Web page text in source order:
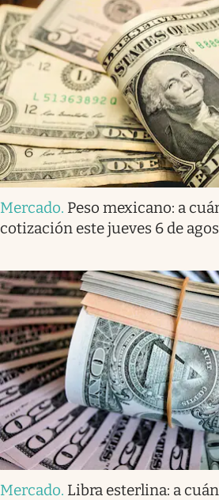
Mercado. Peso mexicano: a
cotización este jueves 6 de
Mercado. Libra esterlina: a